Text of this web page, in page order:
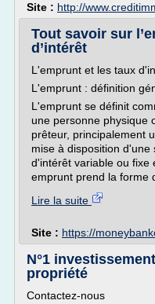
Site : http://
Tout savoir sur
d’intérêt
L'emprunt et les taux
L'emprunt : définition
L'emprunt se définit
une personne physique
prêteur, principalement
mise à disposition
d'intérêt variable ou fixe
emprunt prend la forme
Lire la suite
Site : https://
N°1
propriété
Contactez-nous